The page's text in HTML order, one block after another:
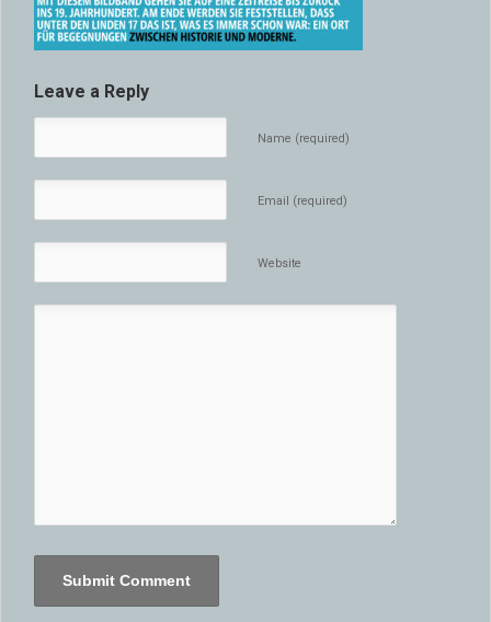
Leave a Reply
Name (required)
Email (required)
Website